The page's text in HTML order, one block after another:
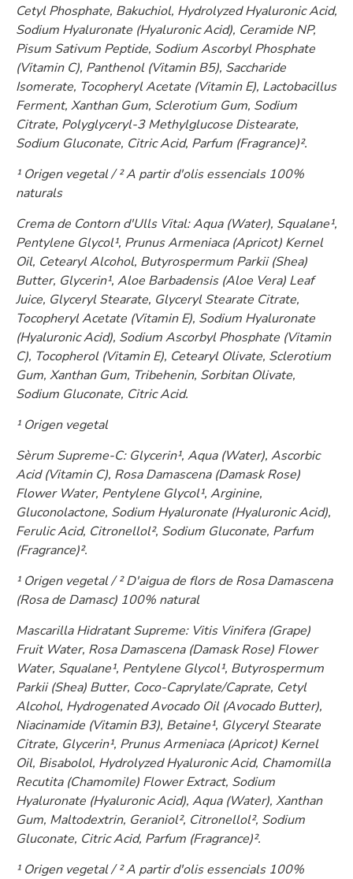
Cetyl Phosphate, Bakuchiol, Hydrolyzed Hyaluronic Acid,
Sodium Hyaluronate (Hyaluronic Acid), Ceramide NP,
Pisum Sativum Peptide, Sodium Ascorbyl Phosphate
(Vitamin C), Panthenol (Vitamin B5), Saccharide
Isomerate, Tocopheryl Acetate (Vitamin E), Lactobacillus
Ferment, Xanthan Gum, Sclerotium Gum, Sodium
Citrate, Polyglyceryl-3 Methylglucose Distearate,
Sodium Gluconate, Citric Acid, Parfum (Fragrance)².
¹ Origen vegetal / ² A partir d'olis essencials 100%
naturals
Crema de Contorn d'Ulls Vital: Aqua (Water), Squalane¹,
Pentylene Glycol¹, Prunus Armeniaca (Apricot) Kernel
Oil, Cetearyl Alcohol, Butyrospermum Parkii (Shea)
Butter, Glycerin¹, Aloe Barbadensis (Aloe Vera) Leaf
Juice, Glyceryl Stearate, Glyceryl Stearate Citrate,
Tocopheryl Acetate (Vitamin E), Sodium Hyaluronate
(Hyaluronic Acid), Sodium Ascorbyl Phosphate (Vitamin
C), Tocopherol (Vitamin E), Cetearyl Olivate, Sclerotium
Gum, Xanthan Gum, Tribehenin, Sorbitan Olivate,
Sodium Gluconate, Citric Acid.
¹ Origen vegetal
Sèrum Supreme-C: Glycerin¹, Aqua (Water), Ascorbic
Acid (Vitamin C), Rosa Damascena (Damask Rose)
Flower Water, Pentylene Glycol¹, Arginine,
Gluconolactone, Sodium Hyaluronate (Hyaluronic Acid),
Ferulic Acid, Citronellol², Sodium Gluconate, Parfum
(Fragrance)².
¹ Origen vegetal / ² D'aigua de flors de Rosa Damascena
(Rosa de Damasc) 100% natural
Mascarilla Hidratant Supreme: Vitis Vinifera (Grape)
Fruit Water, Rosa Damascena (Damask Rose) Flower
Water, Squalane¹, Pentylene Glycol¹, Butyrospermum
Parkii (Shea) Butter, Coco-Caprylate/Caprate, Cetyl
Alcohol, Hydrogenated Avocado Oil (Avocado Butter),
Niacinamide (Vitamin B3), Betaine¹, Glyceryl Stearate
Citrate, Glycerin¹, Prunus Armeniaca (Apricot) Kernel
Oil, Bisabolol, Hydrolyzed Hyaluronic Acid, Chamomilla
Recutita (Chamomile) Flower Extract, Sodium
Hyaluronate (Hyaluronic Acid), Aqua (Water), Xanthan
Gum, Maltodextrin, Geraniol², Citronellol², Sodium
Gluconate, Citric Acid, Parfum (Fragrance)².
¹ Origen vegetal / ² A partir d'olis essencials 100%